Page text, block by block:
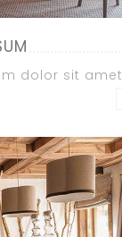
dolor sit amet